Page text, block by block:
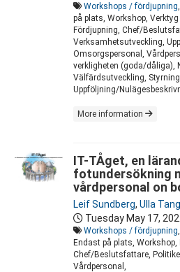
Workshops / fördjupning
på plats, Workshop,
Fördjupning, Chef/
Verksamhetsutveckling,
Omsorgspersonal,
verkligheten (goda/dåliga),
Välfärdsutveckling,
Uppföljning/
More information
IT-TÅget, en
fotundersökning
vårdpersonal on
Leif Sundberg, Ulla Tang
Tuesday May 17,
Workshops / fördjupning
Endast på plats,
Chef/Beslutsfattare,
Vårdpersonal,